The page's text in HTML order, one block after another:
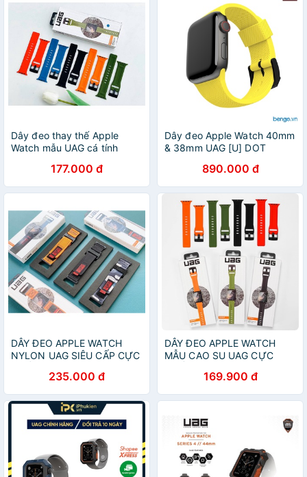
Dây đeo thay thế Apple
Watch mẫu UAG cá tính
177.000 đ
Dây đeo Apple Watch 40mm
& 38mm UAG [U] DOT
890.000 đ
DÂY ĐEO APPLE WATCH
NYLON UAG SIÊU CẤP CỰC
235.000 đ
DÂY ĐEO APPLE WATCH
MẪU CAO SU UAG CỰC
169.900 đ